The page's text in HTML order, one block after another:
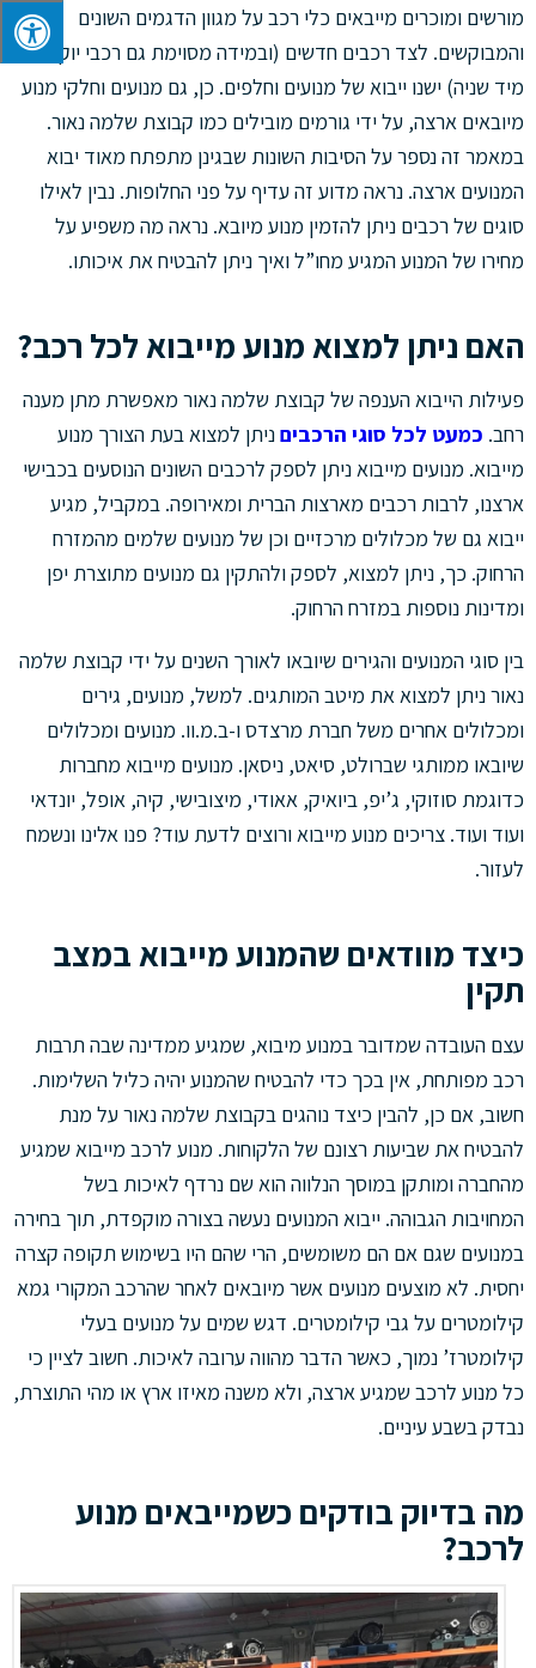
מורשים ומוכרים מייבאים כלי רכב על מגוון הדגמים השונים
והמבוקשים. לצד רכבים חדשים (ובמידה מסוימת גם רכבי יוקרה
מיד שניה) ישנו ייבוא של מנועים וחלפים. כן, גם מנועים וחלקי מנוע
מיובאים ארצה, על ידי גורמים מובילים כמו קבוצת שלמה נאור.
במאמר זה נספר על הסיבות השונות שבגינן מתפתח מאוד יבוא
המנועים ארצה. נראה מדוע זה עדיף על פני החלופות. נבין לאילו
סוגים של רכבים ניתן להזמין מנוע מיובא. נראה מה משפיע על
מחירו של המנוע המגיע מחו”ל ואיך ניתן להבטיח את איכותו.
האם ניתן למצוא מנוע מייבוא לכל רכב?
פעילות הייבוא הענפה של קבוצת שלמה נאור מאפשרת מתן מענה
רחב. כמעט לכל סוגי הרכביםניתן למצוא בעת הצורך מנוע
מייבוא. מנועים מייבוא ניתן לספק לרכבים השונים הנוסעים בכבישי
ארצנו, לרבות רכבים מארצות הברית ומאירופה. במקביל, מגיע
ייבוא גם של מכלולים מרכזיים וכן של מנועים שלמים מהמזרח
הרחוק. כך, ניתן למצוא, לספק ולהתקין גם מנועים מתוצרת יפן
ומדינות נוספות במזרח הרחוק.
בין סוגי המנועים והגירים שיובאו לאורך השנים על ידי קבוצת שלמה
נאור ניתן למצוא את מיטב המותגים. למשל, מנועים, גירים
ומכלולים אחרים משל חברת מרצדס ו-ב.מ.וו. מנועים ומכלולים
שיובאו ממותגי שברולט, סיאט, ניסאן. מנועים מייבוא מחברות
כדוגמת סוזוקי, ג’יפ, ביואיק, אאודי, מיצובישי, קיה, אופל, יונדאי
ועוד ועוד. צריכים מנוע מייבוא ורוצים לדעת עוד? פנו אלינו ונשמח
לעזור.
כיצד מוודאים שהמנוע מייבוא במצב
תקין
עצם העובדה שמדובר במנוע מיבוא, שמגיע ממדינה שבה תרבות
רכב מפותחת, אין בכך כדי להבטיח שהמנוע יהיה כליל השלימות.
חשוב, אם כן, להבין כיצד נוהגים בקבוצת שלמה נאור על מנת
להבטיח את שביעות רצונם של הלקוחות. מנוע לרכב מייבוא שמגיע
מהחברה ומותקן במוסך הנלווה הוא שם נרדף לאיכות בשל
המחויבות הגבוהה. ייבוא המנועים נעשה בצורה מוקפדת, תוך בחירה
במנועים שגם אם הם משומשים, הרי שהם היו בשימוש תקופה קצרה
יחסית. לא מוצעים מנועים אשר מיובאים לאחר שהרכב המקורי גמא
קילומטרים על גבי קילומטרים. דגש שמים על מנועים בעלי
קילומטרז’ נמוך, כאשר הדבר מהווה ערובה לאיכות. חשוב לציין כי
כל מנוע לרכב שמגיע ארצה, ולא משנה מאיזו ארץ או מהי התוצרת,
נבדק בשבע עיניים.
מה בדיוק בודקים כשמייבאים מנוע
לרכב?